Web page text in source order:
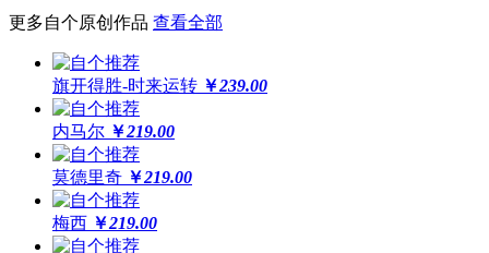
更多自个原创作品 查看全部
旗开得胜-时来运转 ￥239.00
内马尔 ￥219.00
莫德里奇 ￥219.00
梅西 ￥219.00